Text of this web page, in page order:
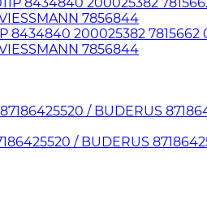
200025382 7815662
7856844
/ BUDERUS